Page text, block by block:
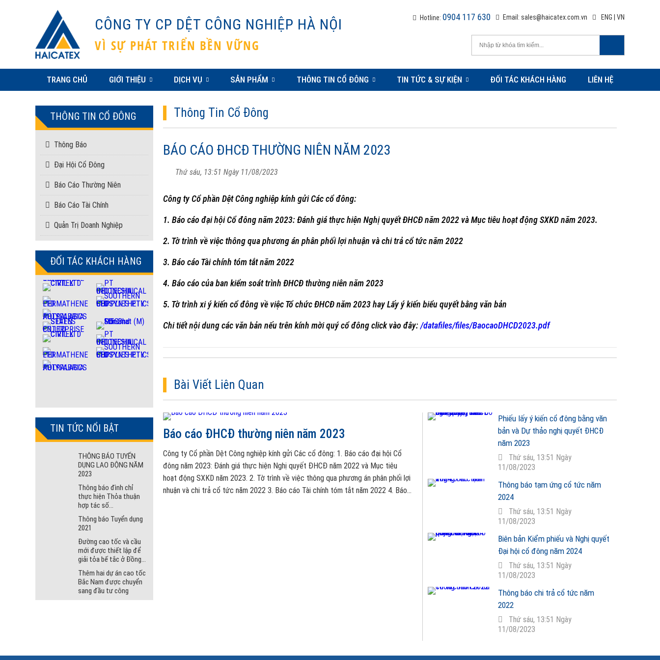
CÔNG TY CP DỆT CÔNG NGHIỆP HÀ NỘI
VÌ SỰ PHÁT TRIỂN BỀN VỮNG
Hotline: 0904 117 630 Email: sales@haicatex.com.vn ENG VN
TRANG CHỦ GIỚI THIỆU DỊCH VỤ SẢN PHẨM THÔNG TIN CỔ ĐÔNG TIN TỨC & SỰ KIỆN ĐỐI TÁC KHÁCH HÀNG LIÊN HỆ
THÔNG TIN CỔ ĐÔNG
Thông Báo
Đại Hội Cổ Đông
Báo Cáo Thường Niên
Báo Cáo Tài Chính
Quản Trị Doanh Nghiệp
ĐỐI TÁC KHÁCH HÀNG
TIN TỨC NỔI BẬT
THÔNG BÁO TUYỂN
DỤNG LAO ĐỘNG NĂM
2023
Thông báo đình chỉ
thực hiện Thỏa thuận
hợp tác số
08B/2010/TTHTKD
ngày 02/06/2010
Thông báo Tuyển dụng
2021
Đường cao tốc và cầu
mới được thiết lập để
giải tỏa bế tắc ở Đồng
bằng sông Cửu Long
Thêm hai dự án cao tốc
Bắc Nam được chuyển
sang đầu tư công
Thông Tin Cổ Đông
BÁO CÁO ĐHCĐ THƯỜNG NIÊN NĂM 2023
Thứ sáu, 13:51 Ngày 11/08/2023
Công ty Cổ phần Dệt Công nghiệp kính gửi Các cổ đông:
1. Báo cáo đại hội Cổ đông năm 2023: Đánh giá thực hiện Nghị quyết ĐHCĐ năm 2022 và Mục tiêu hoạt động SXKD năm 2023.
2. Tờ trình về việc thông qua phương án phân phối lợi nhuận và chi trả cổ tức năm 2022
3. Báo cáo Tài chính tóm tắt năm 2022
4. Báo cáo của ban kiểm soát trình ĐHCĐ thường niên năm 2023
5. Tờ trình xi ý kiến cổ đông về việc Tổ chức ĐHCĐ năm 2023 hay Lấy ý kiến biểu quyết bằng văn bản
Chi tiết nội dung các văn bản nếu trên kính mời quý cổ đông click vào đây: /datafiles/files/BaocaoDHCD2023.pdf
Bài Viết Liên Quan
Báo cáo ĐHCĐ thường niên năm 2023
Công ty Cổ phần Dệt Công nghiệp kính gửi Các cổ đông: 1. Báo cáo đại hội Cổ
đông năm 2023: Đánh giá thực hiện Nghị quyết ĐHCĐ năm 2022 và Mục tiêu
hoạt động SXKD năm 2023. 2. Tờ trình về việc thông qua phương án phân phối lợi
nhuận và chi trả cổ tức năm 2022 3. Báo cáo Tài chính tóm tắt năm 2022 4. Báo
Phiếu lấy ý kiến cổ đông bằng văn
bản và Dự thảo nghị quyết ĐHCĐ
năm 2023
Thứ sáu, 13:51 Ngày
11/08/2023
Thông báo tạm ứng cổ tức năm
2024
Thứ sáu, 13:51 Ngày
11/08/2023
Biên bản Kiểm phiếu và Nghị quyết
Đại hội cổ đông năm 2024
Thứ sáu, 13:51 Ngày
11/08/2023
Thông báo chi trả cổ tức năm
2022
Thứ sáu, 13:51 Ngày
11/08/2023